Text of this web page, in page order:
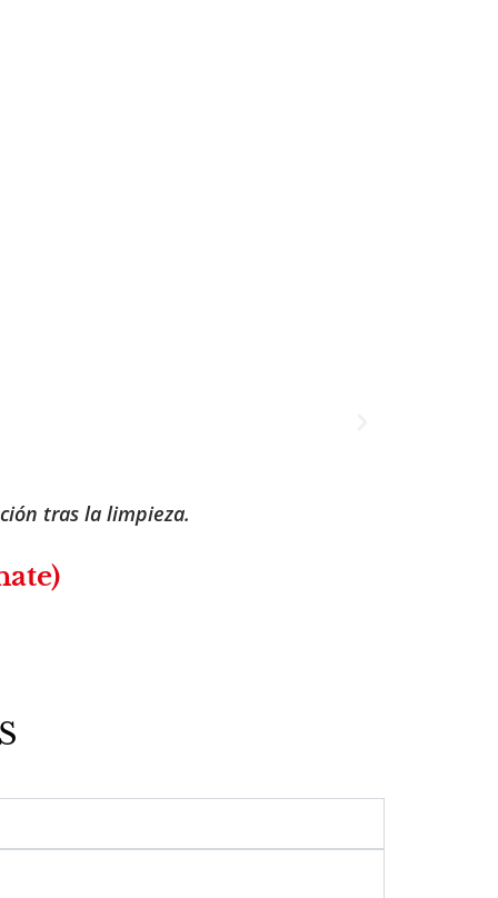
agentes externos.